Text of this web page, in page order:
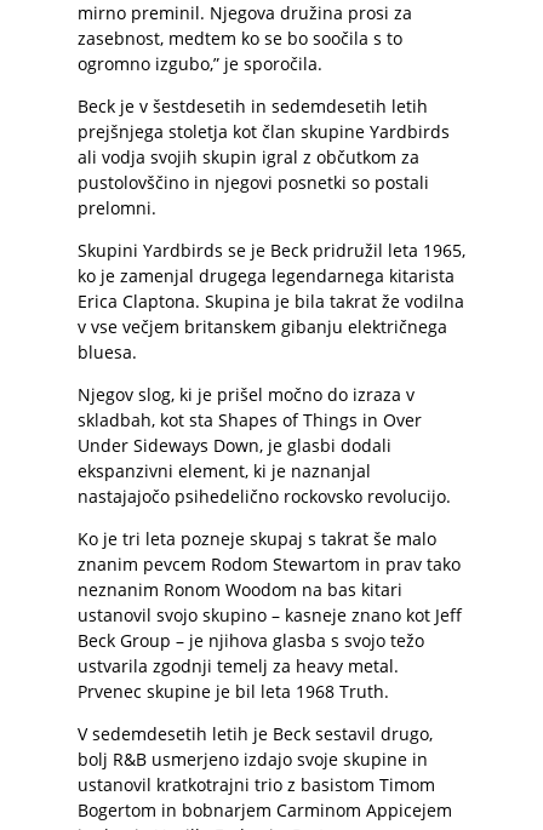
mirno preminil. Njegova družina prosi za
zasebnost, medtem ko se bo soočila s to
ogromno izgubo,” je sporočila.
Beck je v šestdesetih in sedemdesetih letih
prejšnjega stoletja kot član skupine Yardbirds
ali vodja svojih skupin igral z občutkom za
pustolovščino in njegovi posnetki so postali
prelomni.
Skupini Yardbirds se je Beck pridružil leta 1965,
ko je zamenjal drugega legendarnega kitarista
Erica Claptona. Skupina je bila takrat že vodilna
v vse večjem britanskem gibanju električnega
bluesa.
Njegov slog, ki je prišel močno do izraza v
skladbah, kot sta Shapes of Things in Over
Under Sideways Down, je glasbi dodali
ekspanzivni element, ki je naznanjal
nastajajočo psihedelično rockovsko revolucijo.
Ko je tri leta pozneje skupaj s takrat še malo
znanim pevcem Rodom Stewartom in prav tako
neznanim Ronom Woodom na bas kitari
ustanovil svojo skupino – kasneje znano kot Jeff
Beck Group – je njihova glasba s svojo težo
ustvarila zgodnji temelj za heavy metal.
Prvenec skupine je bil leta 1968 Truth.
V sedemdesetih letih je Beck sestavil drugo,
bolj R&B usmerjeno izdajo svoje skupine in
ustanovil kratkotrajni trio z basistom Timom
Bogertom in bobnarjem Carminom Appicejem